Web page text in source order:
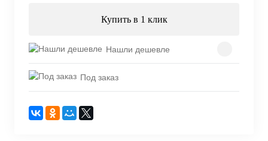
Купить в 1 клик
Нашли дешевле
Под заказ